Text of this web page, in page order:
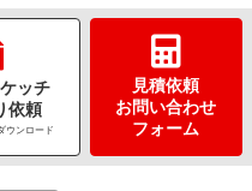
ッチ
依頼
ウンロード
見積依頼
お問い合わせ
フォーム